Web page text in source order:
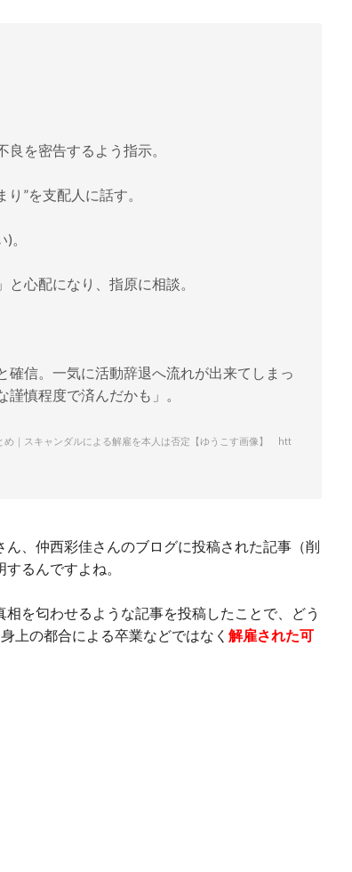
良を密告するよう指示。
”を支配人に話す。
。
と心配になり、指原に相談。
確信。一気に活動辞退へ流れが出来てしまっ
慎程度で済んだかも」。
め｜スキャンダルによる解雇を本人は否定【ゆうこす画像】 htt
、仲西彩佳さんのブログに投稿された記事（削
るんですよね。
を匂わせるような記事を投稿したことで、どう
上の都合による卒業などではなく 解雇された可